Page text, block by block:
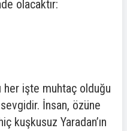
olacaktır:
her işte muhtaç olduğu
İnsan, özüne
kuşkusuz Yaradan’ın